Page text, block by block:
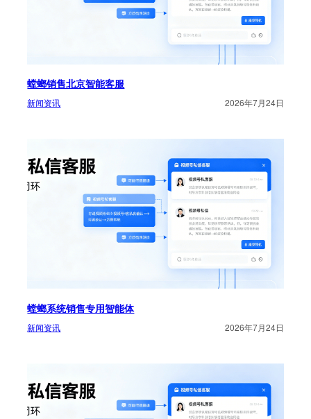
螳螂销售北京智能客服
新闻资讯 2026年7月24日
螳螂系统销售专用智能体
新闻资讯 2026年7月24日